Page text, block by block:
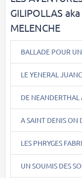
GILIPOLLAS
MELENCHE
BALLADE POUR
LE YENERAL
DE NEANDERTHAL
A SAINT DENIS ON
LES PHRYGES
UN SOUMIS DES